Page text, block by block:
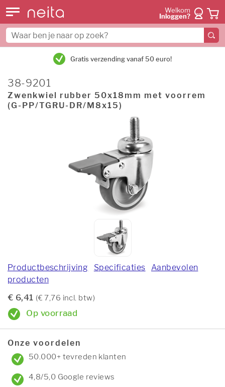
Welkom
Inloggen?
Gratis verzending vanaf 50 euro!
38-9201
Zwenkwiel rubber 50x18mm met voorrem
(G-PP/TGRU-DR/M8x15)
Productbeschrijving Specificaties
Aanbevolen
producten
€ 6,41 (€ 7,76 incl. btw)
Op voorraad
Onze voordelen
50.000+ tevreden klanten
4,8/5,0 Google reviews